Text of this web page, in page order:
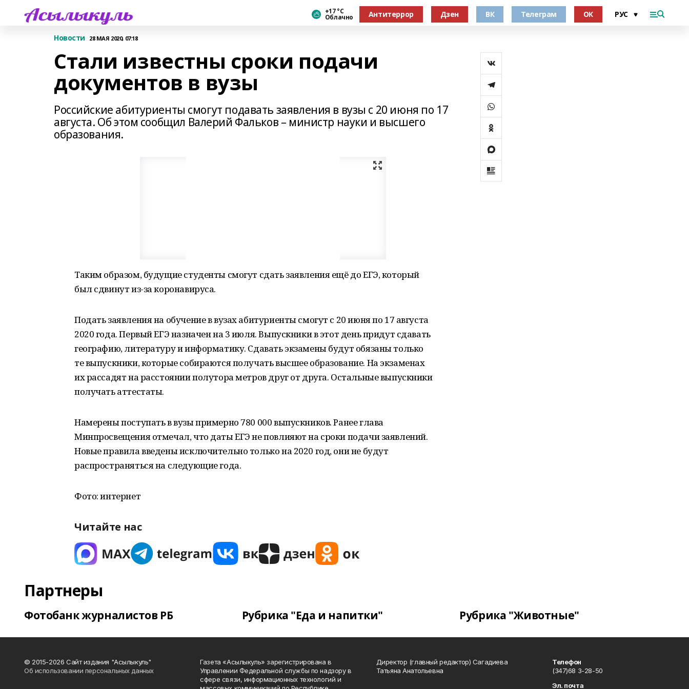
+17 °С
Облачно Антитеррор Дзен ВК Телеграм ОК
Новости 28 МАЯ 2020, 07:18
Стали известны сроки подачи
документов в вузы
Российские абитуриенты смогут подавать заявления в вузы с 20 июня по 17
августа. Об этом сообщил Валерий Фальков – министр науки и высшего
образования.
Таким образом, будущие студенты смогут сдать заявления ещё до ЕГЭ, который
был сдвинут из-за коронавируса.
Подать заявления на обучение в вузах абитуриенты смогут с 20 июня по 17 августа
2020 года. Первый ЕГЭ назначен на 3 июля. Выпускники в этот день придут сдавать
географию, литературу и информатику. Сдавать экзамены будут обязаны только
те выпускники, которые собираются получать высшее образование. На экзаменах
их рассадят на расстоянии полутора метров друг от друга. Остальные выпускники
получать аттестаты.
Намерены поступать в вузы примерно 780 000 выпускников. Ранее глава
Минпросвещения отмечал, что даты ЕГЭ не повлияют на сроки подачи заявлений.
Новые правила введены исключительно только на 2020 год, они не будут
распространяться на следующие года.
Фото: интернет
Читайте нас
Партнеры
Фотобанк журналистов РБ Рубрика "Еда и напитки" Рубрика "Животные"
© 2015-2026 Сайт издания "Асылыкуль"
Об использовании персональных данных
Газета «Асылыкуль» зарегистрирована в
Управлении Федеральной службы по надзору в
сфере связи, информационных технологий и
Директор (главный редактор) Сагадиева
Татьяна Анатольевна
Телефон
(347)68 3-28-50
Эл. почта